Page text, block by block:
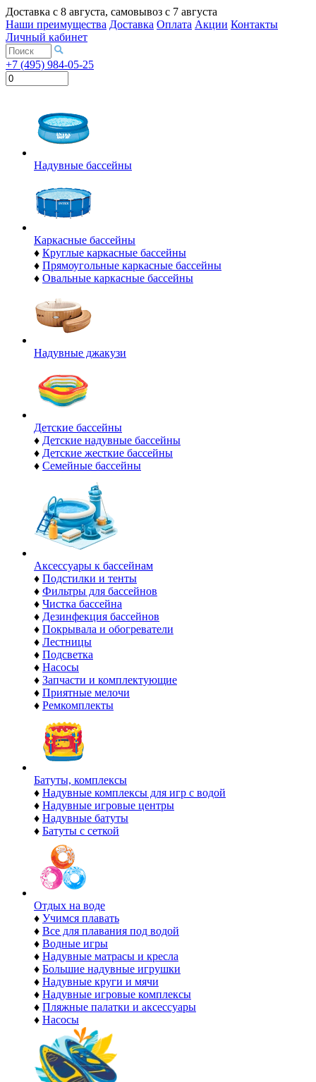
Доставка с 8 августа, самовывоз с 7 августа
Наши преимущества Доставка Оплата Акции Контакты
Личный кабинет
+7 (495) 984-05-25
Надувные бассейны
Каркасные бассейны
♦ Круглые каркасные бассейны
♦ Прямоугольные каркасные бассейны
♦ Овальные каркасные бассейны
Надувные джакузи
Детские бассейны
♦ Детские надувные бассейны
♦ Детские жесткие бассейны
♦ Семейные бассейны
Аксессуары к бассейнам
♦ Подстилки и тенты
♦ Фильтры для бассейнов
♦ Чистка бассейна
♦ Дезинфекция бассейнов
♦ Покрывала и обогреватели
♦ Лестницы
♦ Подсветка
♦ Насосы
♦ Запчасти и комплектующие
♦ Приятные мелочи
♦ Ремкомплекты
Батуты, комплексы
♦ Надувные комплексы для игр с водой
♦ Надувные игровые центры
♦ Надувные батуты
♦ Батуты с сеткой
Отдых на воде
♦ Учимся плавать
♦ Все для плавания под водой
♦ Водные игры
♦ Надувные матрасы и кресла
♦ Большие надувные игрушки
♦ Надувные круги и мячи
♦ Надувные игровые комплексы
♦ Пляжные палатки и аксессуары
♦ Насосы